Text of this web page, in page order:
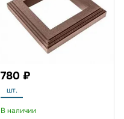
780 ₽
шт.
В наличии